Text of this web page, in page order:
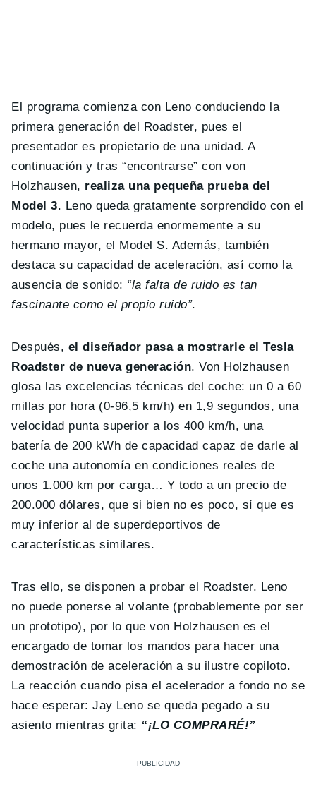
El programa comienza con Leno conduciendo la
primera generación del Roadster, pues el
presentador es propietario de una unidad. A
continuación y tras “encontrarse” con von
Holzhausen, realiza una pequeña prueba del
Model 3. Leno queda gratamente sorprendido con el
modelo, pues le recuerda enormemente a su
hermano mayor, el Model S. Además, también
destaca su capacidad de aceleración, así como la
ausencia de sonido: “la falta de ruido es tan
fascinante como el propio ruido”.
Después, el diseñador pasa a mostrarle el Tesla
Roadster de nueva generación. Von Holzhausen
glosa las excelencias técnicas del coche: un 0 a 60
millas por hora (0-96,5 km/h) en 1,9 segundos, una
velocidad punta superior a los 400 km/h, una
batería de 200 kWh de capacidad capaz de darle al
coche una autonomía en condiciones reales de
unos 1.000 km por carga… Y todo a un precio de
200.000 dólares, que si bien no es poco, sí que es
muy inferior al de superdeportivos de
características similares.
Tras ello, se disponen a probar el Roadster. Leno
no puede ponerse al volante (probablemente por ser
un prototipo), por lo que von Holzhausen es el
encargado de tomar los mandos para hacer una
demostración de aceleración a su ilustre copiloto.
La reacción cuando pisa el acelerador a fondo no se
hace esperar: Jay Leno se queda pegado a su
asiento mientras grita: “¡LO COMPRARÉ!”